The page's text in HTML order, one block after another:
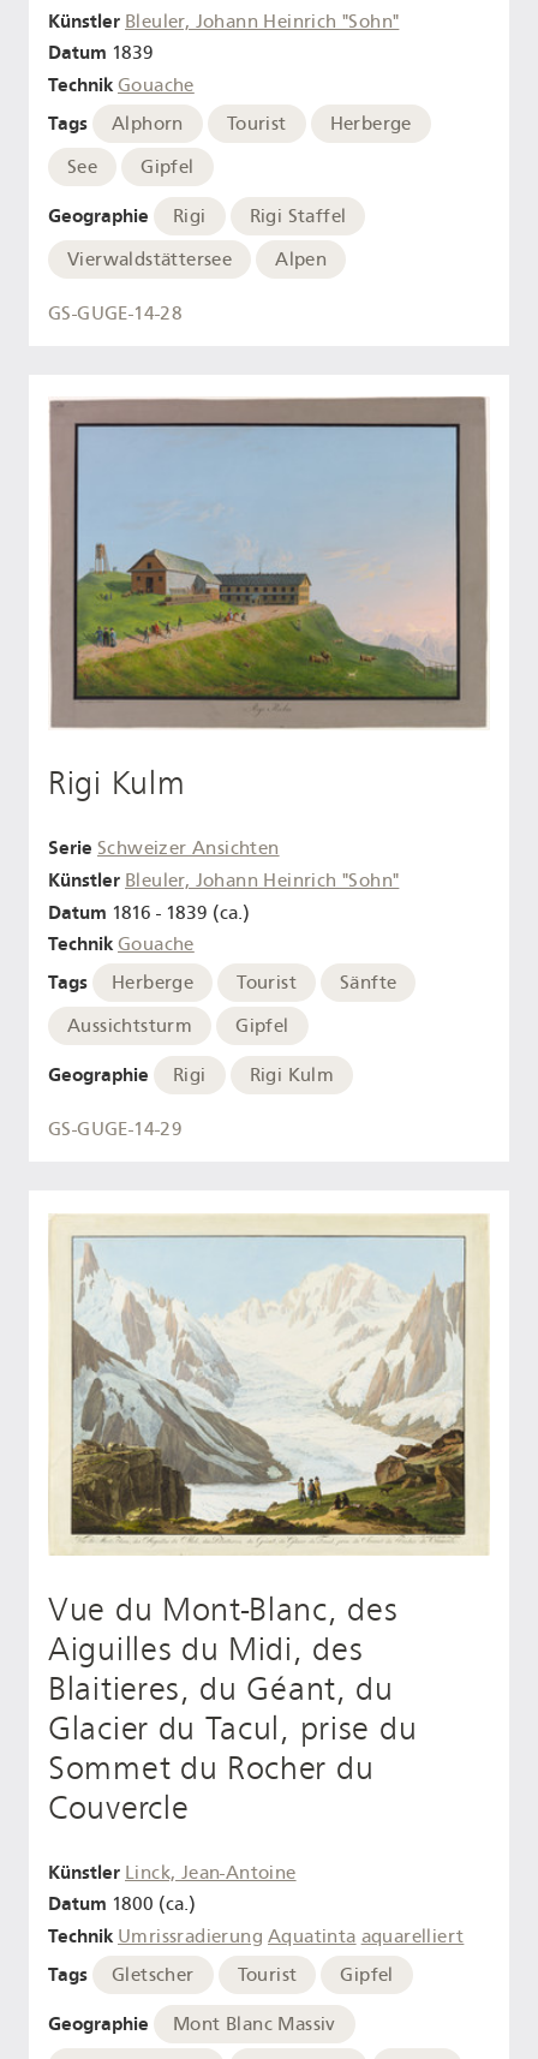
Künstler Bleuler, Johann Heinrich "Sohn"
Datum 1839
Technik Gouache
Tags Alphorn Tourist
Herberge
See
Gipfel
Geographie Rigi
Rigi Staffel
Vierwaldstättersee
Alpen
GS-GUGE-14-28
Rigi Kulm
Serie Schweizer Ansichten
Künstler Bleuler, Johann Heinrich "Sohn"
Datum 1816 - 1839 (ca.)
Technik Gouache
Tags Herberge Tourist
Sänfte
Aussichtsturm
Gipfel
Geographie Rigi Rigi Kulm
GS-GUGE-14-29
Vue du Mont-Blanc, des
Aiguilles du Midi, des
Blaitieres, du Géant, du
Glacier du Tacul, prise du
Sommet du Rocher du
Couvercle
Künstler Linck, Jean-Antoine
Datum 1800 (ca.)
Technik Umrissradierung Aquatinta aquarelliert
Tags Gletscher Tourist Gipfel
Geographie
Mont Blanc Massiv